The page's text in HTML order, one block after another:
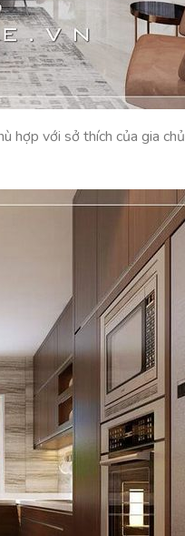
hợp với sở thích của gia chủ